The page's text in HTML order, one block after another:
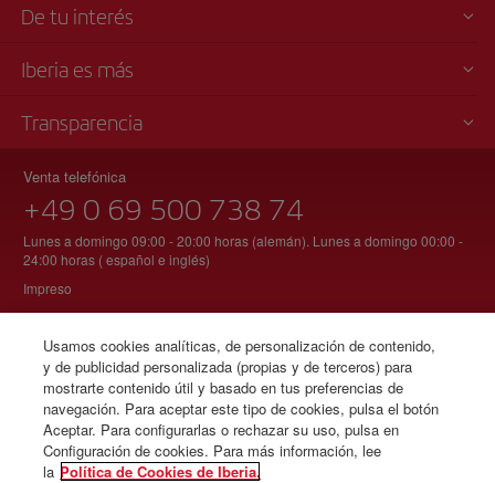
De tu interés
Iberia es más
Transparencia
Venta telefónica
+49 0 69 500 738 74
Lunes a domingo 09:00 - 20:00 horas (alemán). Lunes a domingo 00:00 -
24:00 horas ( español e inglés)
Impreso
© Iberia 2026
Usamos cookies analíticas, de personalización de contenido,
y de publicidad personalizada (propias y de terceros) para
mostrarte contenido útil y basado en tus preferencias de
navegación. Para aceptar este tipo de cookies, pulsa el botón
Aceptar. Para configurarlas o rechazar su uso, pulsa en
Configuración de cookies. Para más información, lee
la Política de Cookies de Iberia.